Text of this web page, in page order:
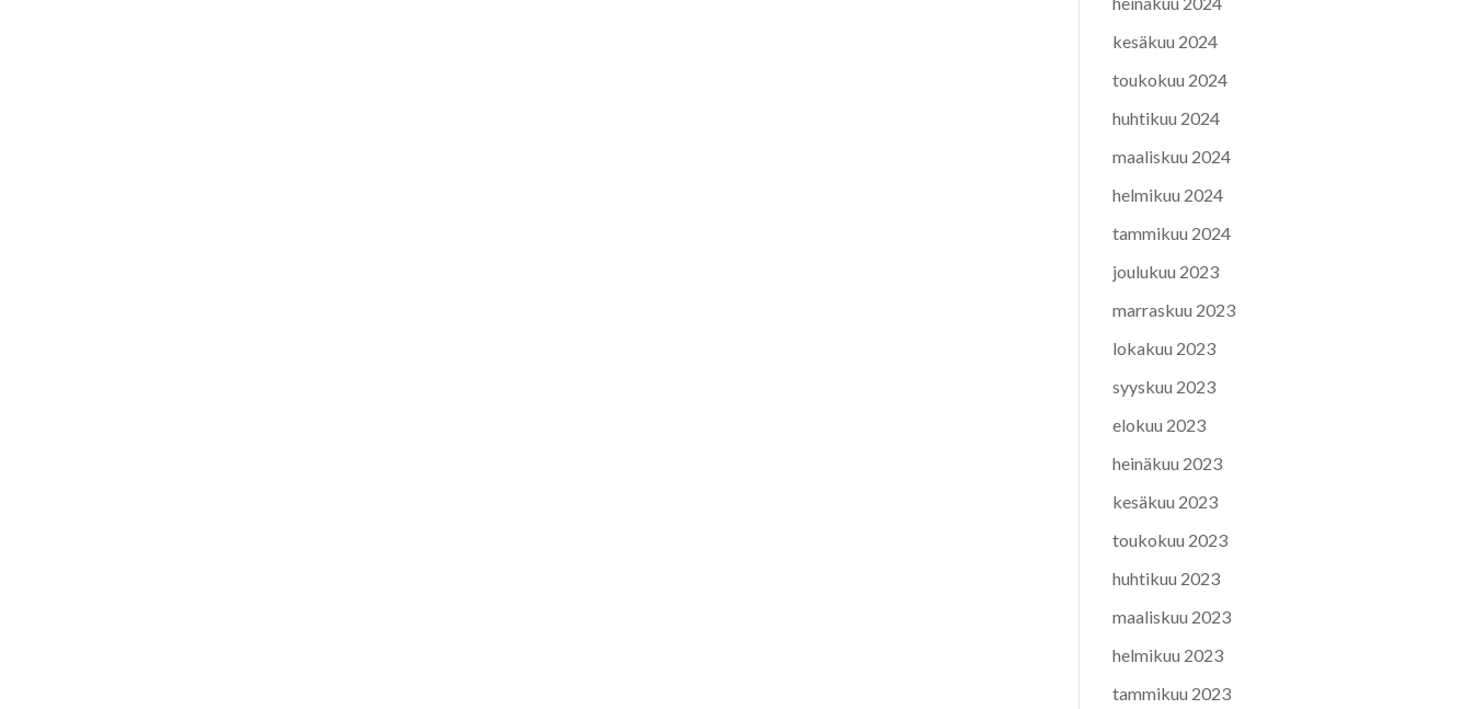
kesäkuu 2024
toukokuu 2024
huhtikuu 2024
maaliskuu 2024
helmikuu 2024
tammikuu 2024
joulukuu 2023
marraskuu 2023
lokakuu 2023
syyskuu 2023
elokuu 2023
heinäkuu 2023
kesäkuu 2023
toukokuu 2023
huhtikuu 2023
maaliskuu 2023
helmikuu 2023
tammikuu 2023